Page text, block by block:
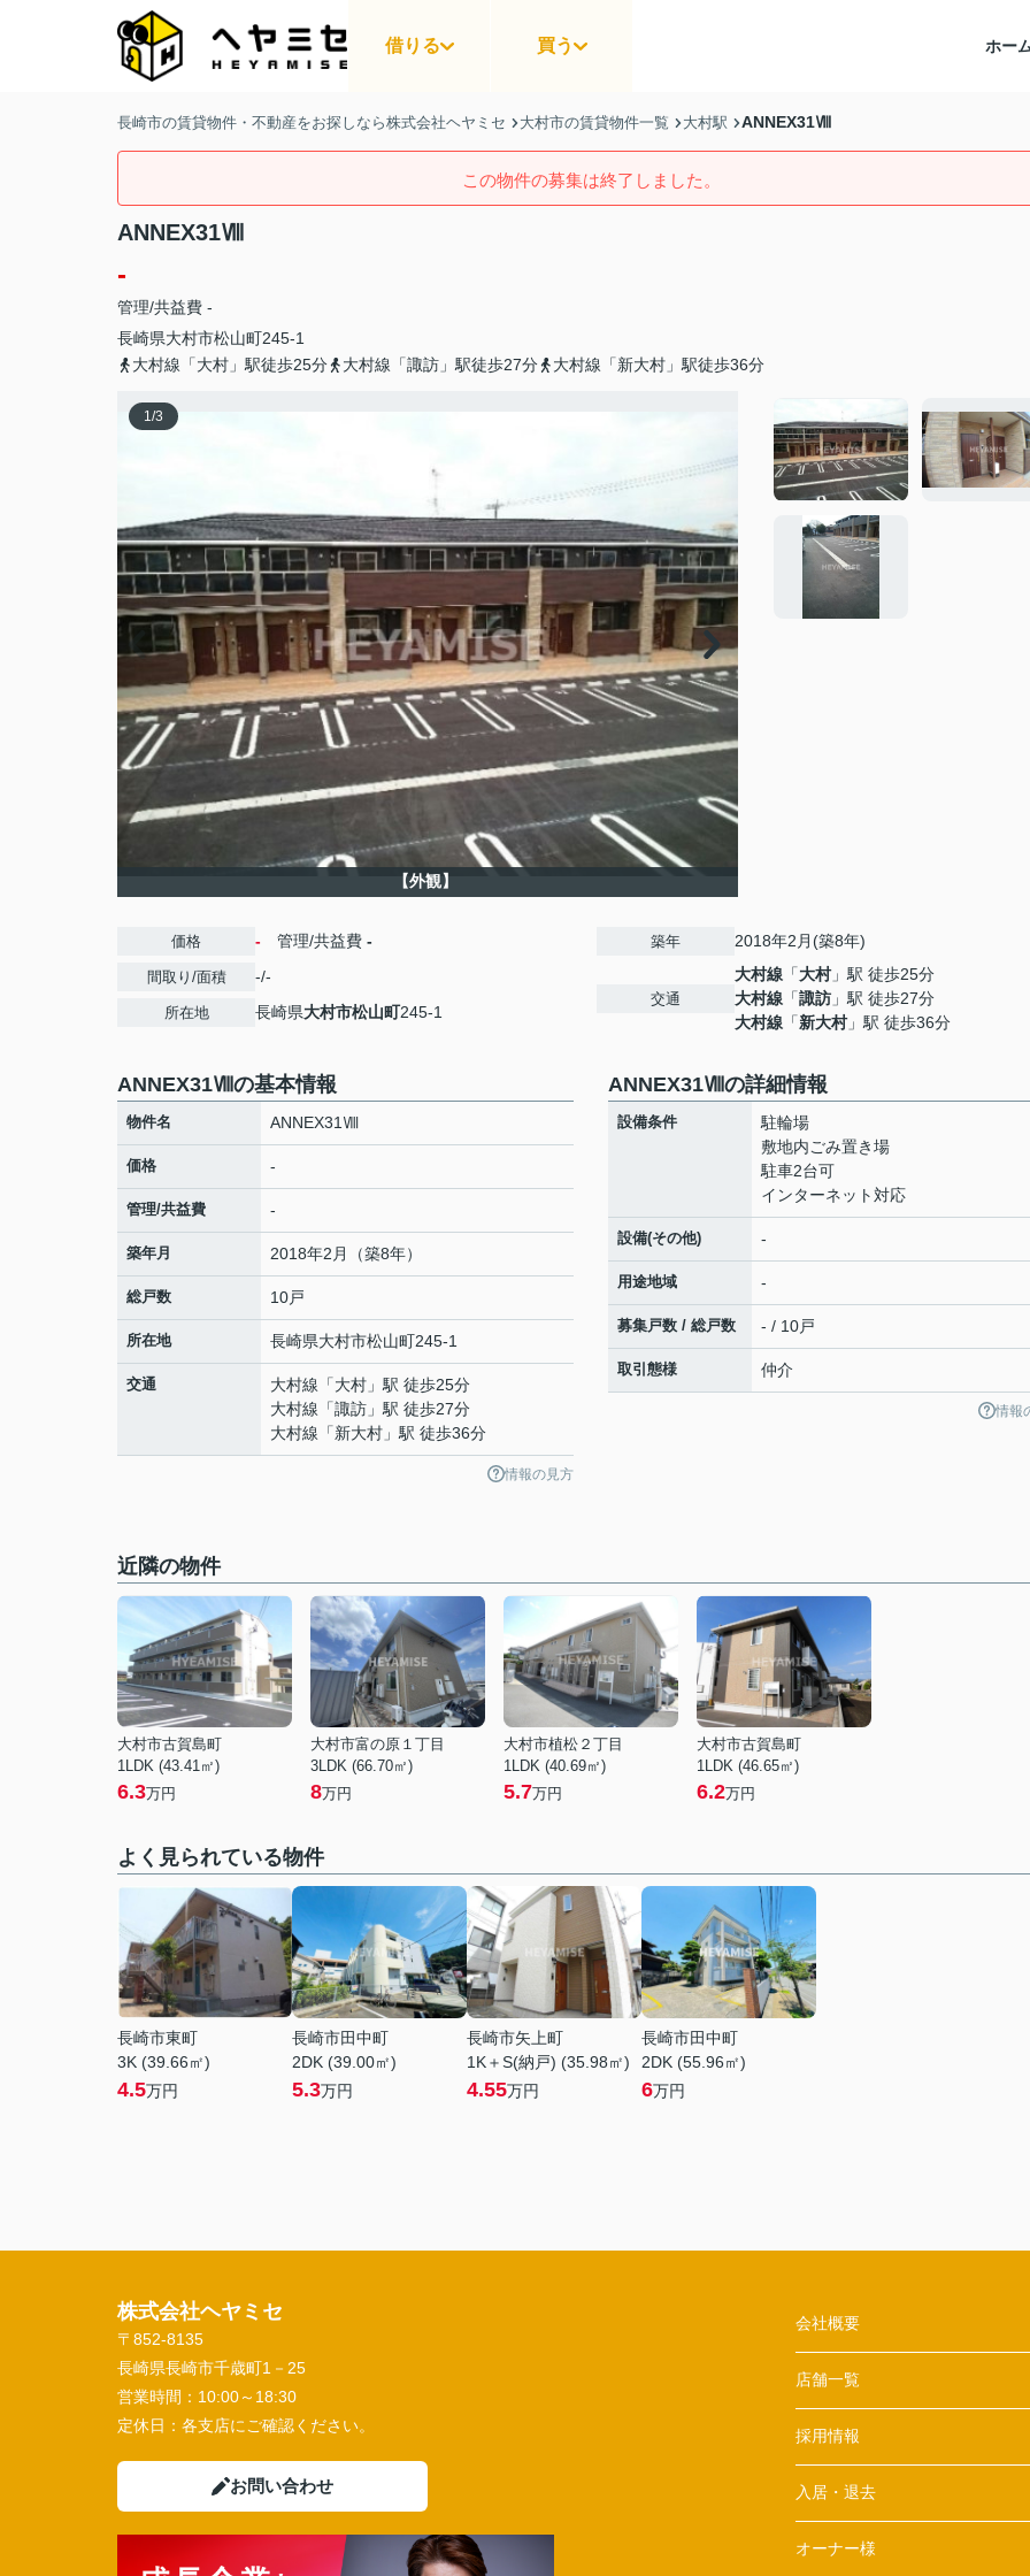
借りる 買う ホー
長崎市の賃貸物件・不動産をお探しなら株式会社ヘヤミセ 大村市の賃貸物件一覧 大村駅 ANNEX31Ⅷ
この物件の募集は終了しました。
ANNEX31Ⅷ
-
管理/共益費 -
長崎県大村市松山町245-1
大村線「大村」駅徒歩25分
大村線「諏訪」駅徒歩27分 大村線「新大村」駅徒歩36分
1/3
【外観】
価格 - 管理/共益費 -
間取り/面積 -/-
所在地 長崎県大村市松山町245-1
築年 2018年2月(築8年)
交通
大村線 「大村」駅 徒歩25分
大村線 「諏訪 」駅 徒歩27分
大村線 「新大村」駅 徒歩36分
ANNEX31Ⅷの基本情報
物件名 ANNEX31Ⅷ
価格 -
管理/共益費 -
築年月 2018年2月（築8年）
総戸数 10戸
所在地 長崎県大村市松山町245-1
交通 大村線 「大村 」駅 徒歩25分
大村線 「諏訪 」駅 徒歩27分
大村線 「新大村 」駅 徒歩36分
情報の見方
ANNEX31Ⅷの詳細情報
設備条件
駐輪場
敷地内ごみ置き場
駐車2台可
インターネット対応
設備(その他) -
用途地域 -
募集戸数 / 総戸数 - / 10戸
取引態様 仲介
情報
近隣の物件
大村市古賀島町
1LDK (43.41㎡)
6.3万円
大村市富の原１丁目
3LDK (66.70㎡)
8万円
大村市植松２丁目
1LDK (40.69㎡)
5.7万円
大村市古賀島町
1LDK (46.65㎡)
6.2万円
よく見られている物件
長崎市東町
3K (39.66㎡)
4.5万円
長崎市田中町
2DK (39.00㎡)
5.3万円
長崎市矢上町
1K＋S(納戸) (35.98㎡)
4.55万円
長崎市田中町
2DK (55.96㎡)
6万円
株式会社ヘヤミセ
〒852-8135
長崎県長崎市千歳町1－25
営業時間： 10:00～18:30
定休日： 各支店にご確認ください。
お問い合わせ
会社概要
店舗一覧
採用情報
入居・退去
オーナー様